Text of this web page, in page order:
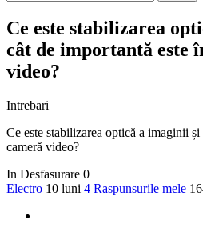
Ce este stabilizarea
cât de importantă este
video?
Intrebari
Ce este stabilizarea optică a imaginii
cameră video?
In Desfasurare 0
Electro 10 luni 4 Raspunsurile mele